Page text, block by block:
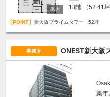
13階 （52.41坪
新大阪プライムタワー 52坪
事務所 ONEST新大阪
築年